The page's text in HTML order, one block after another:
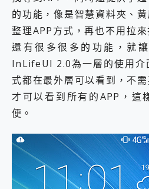
的功能，像是智慧資料夾、
整理APP方式，再也不用拉
還有很多很多的功能，就
InLifeUI 2.0為一層的使用介
式都在最外層可以看到，不
才可以看到所有的APP，這
便。